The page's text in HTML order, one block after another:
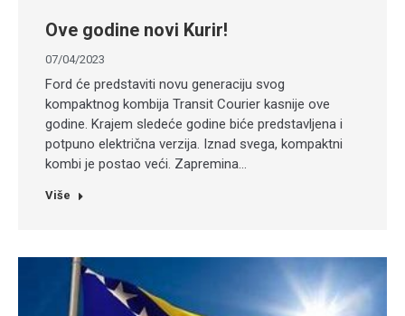
Ove godine novi Kurir!
07/04/2023
Ford će predstaviti novu generaciju svog
kompaktnog kombija Transit Courier kasnije ove
godine. Krajem sledeće godine biće predstavljena i
potpuno električna verzija. Iznad svega, kompaktni
kombi je postao veći. Zapremina…
Više